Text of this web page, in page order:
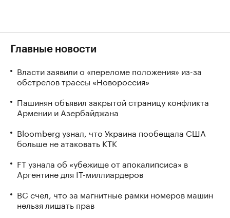
Главные новости
Власти заявили о «переломе положения» из-за
обстрелов трассы «Новороссия»
Пашинян объявил закрытой страницу конфликта
Армении и Азербайджана
Bloomberg узнал, что Украина пообещала США
больше не атаковать КТК
FT узнала об «убежище от апокалипсиса» в
Аргентине для IT-миллиардеров
ВС счел, что за магнитные рамки номеров машин
нельзя лишать прав